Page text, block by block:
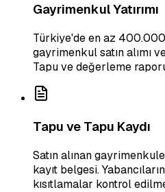
Gayrimenkul Yatırımı
Türkiye'de en az
gayrimenkul satın alımı
Tapu ve değerleme
Tapu ve Tapu Kaydı
Satın alınan
kayıt belgesi.
kısıtlamalar kontrol